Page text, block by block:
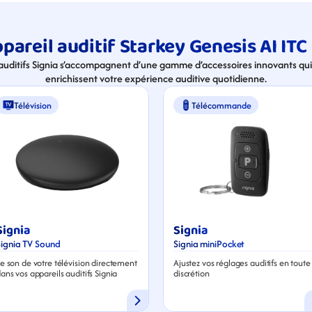
auditif Starkey Genesis AI
Signia s’accompagnent d’une gamme d’accessoires innovants
enrichissent votre expérience auditive quotidienne.
Télévision
TV Sound
son de votre télévision directement
vos appareils auditifs Signia
Télécommande
Signia
Signia miniPocket
Ajustez vos réglages auditifs en toute
discrétion